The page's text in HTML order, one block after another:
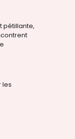
pétillante,
les